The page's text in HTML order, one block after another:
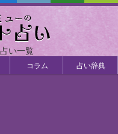
い一覧
コラム 占い辞典